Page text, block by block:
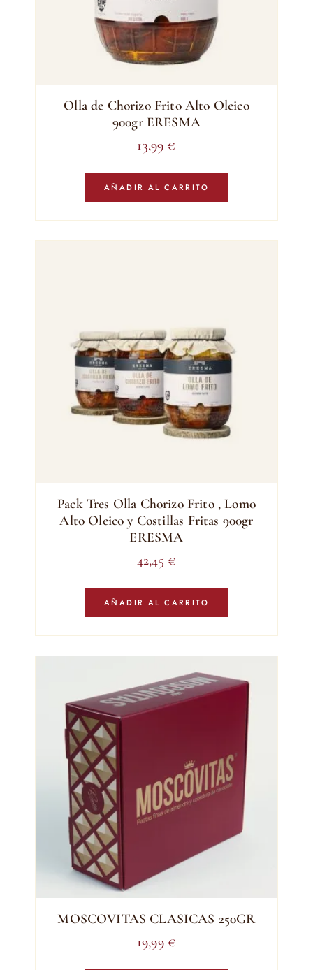
Olla de Chorizo Frito Alto Oleico
900gr ERESMA
13,99 €
AÑADIR AL CARRITO
Pack Tres Olla Chorizo Frito , Lomo
Alto Oleico y Costillas Fritas 900gr
ERESMA
42,45 €
AÑADIR AL CARRITO
MOSCOVITAS CLASICAS 250GR
19,99 €